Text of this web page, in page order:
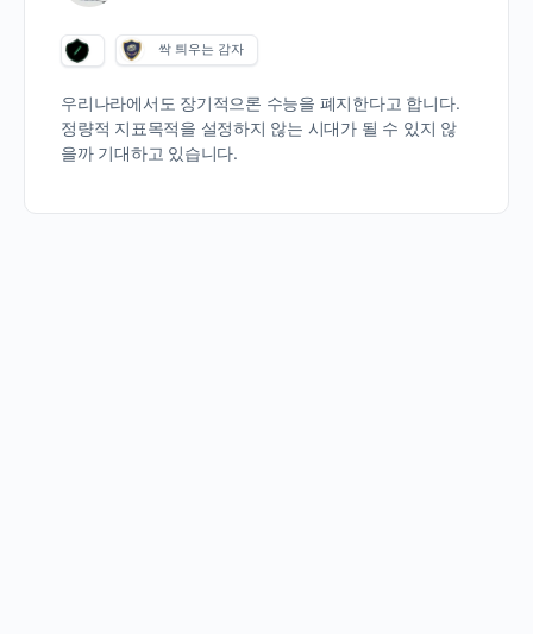
싹 틔우는 감자
우리나라에서도 장기적으론 수능을 폐지한다고 합니다.
정량적 지표목적을 설정하지 않는 시대가 될 수 있지 않
을까 기대하고 있습니다.